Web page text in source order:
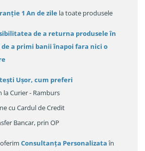
1 An de zile la toate produsele
de a returna produsele în
de a primi banii înapoi fara nici o
Ușor, cum preferi
la Curier - Ramburs
cu Cardul de Credit
Bancar, prin OP
Consultanța Personalizataîn